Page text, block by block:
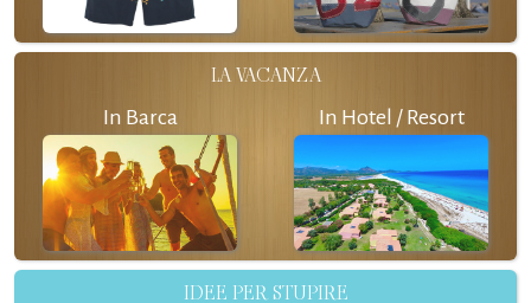
LA VACANZA
In Barca In Hotel / Resort
IDEE PER STUPIRE